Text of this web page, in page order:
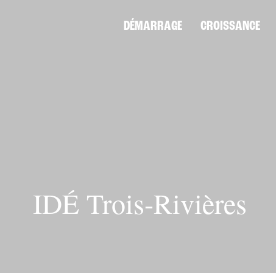
DÉMARRAGE CROISSANCE
IDÉ Trois-Rivières